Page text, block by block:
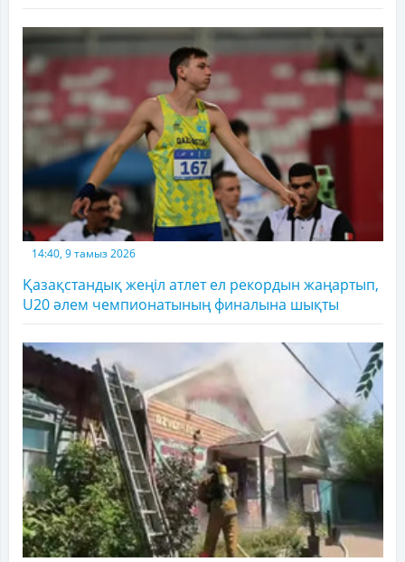
14:40, 9 тамыз 2026
Қазақстандық жеңіл атлет ел рекордын жаңартып,
U20 әлем чемпионатының финалына шықты